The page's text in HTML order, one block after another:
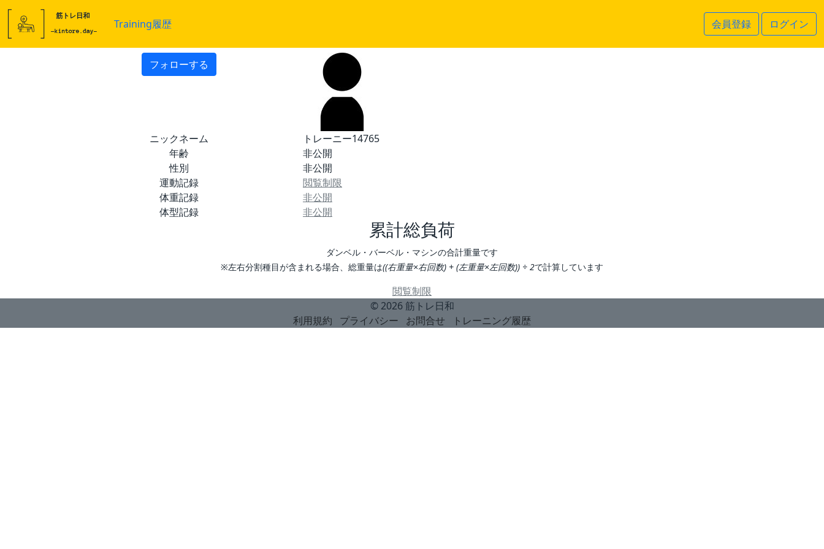
Training履歴 会員登録 ログイン
フォローする
ニックネーム
トレーニー14765
年齢
非公開
性別
非公開
運動記録
閲覧制限
体重記録
非公開
体型記録
非公開
累計総負荷
ダンベル・バーベル・マシンの合計重量です
※左右分割種目が含まれる場合、総重量は((右重量×右回数) + (左重量×左回数)) ÷ 2で計算しています
閲覧制限
© 2026 筋トレ日和
利用規約
プライバシー お問合せ トレーニング履歴